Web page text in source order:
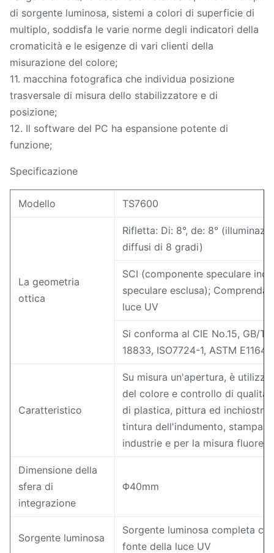
di sorgente luminosa, sistemi a colori di superficie di
multiplo, soddisfa le varie norme degli indicatori della
cromaticità e le esigenze di vari clienti della
misurazione del colore;
11. macchina fotografica che individua posizione
trasversale di misura dello stabilizzatore e di
posizione;
12. Il software del PC ha espansione potente di
funzione;
Specificazione
Modello TS7600
La geometria
ottica
Rifletta: Di: 8°, de: 8°
diffusi di 8 gradi)
SCI (componente speculare
speculare esclusa); Comprenda
luce UV
Si conforma al CIE No.15, GB/T
18833, ISO7724-1, ASTM
Caratteristico
Su misura un'apertura, è
del colore e controllo di qualità
di plastica, pittura ed
tintura dell'indumento,
industrie e per la misura
Dimensione della
sfera di
integrazione
Φ40mm
Sorgente luminosa
Sorgente luminosa completa
fonte della luce UV